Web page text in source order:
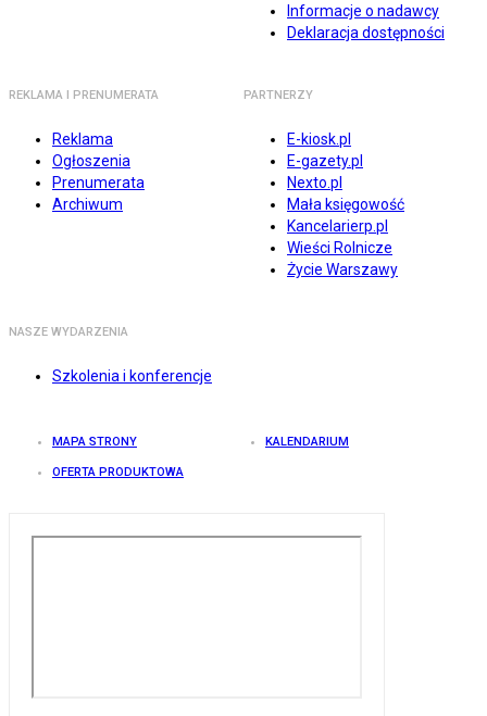
Informacje o nadawcy
Deklaracja dostępności
REKLAMA I PRENUMERATA
Reklama
Ogłoszenia
Prenumerata
Archiwum
PARTNERZY
E-kiosk.pl
E-gazety.pl
Nexto.pl
Mała księgowość
Kancelarierp.pl
Wieści Rolnicze
Życie Warszawy
NASZE WYDARZENIA
Szkolenia i konferencje
MAPA STRONY KALENDARIUM
OFERTA PRODUKTOWA